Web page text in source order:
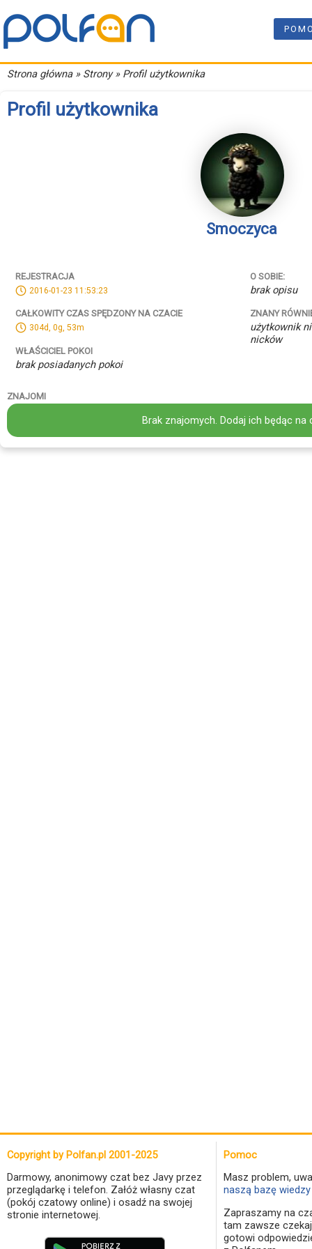
Strona główna» Strony » Profil użytkownika
Profil użytkownika
Smoczyca
REJESTRACJA
2016-01-23 11:53:23
CAŁKOWITY CZAS SPĘDZONY NA CZACIE
304d, 0g, 53m
WŁAŚCICIEL POKOI
brak posiadanych pokoi
O SOBIE:
brak opisu
ZNANY
użytkownik
nicków
ZNAJOMI
Brak znajomych. Dodaj ich będąc na
Copyright by Polfan.pl 2001-2025
Darmowy, anonimowy czat bez Javy przez
przeglądarkę i telefon. Załóż własny czat
(pokój czatowy online) i osadź na swojej
stronie internetowej.
Pomoc
Masz problem,
naszą bazę
Zapraszamy na
tam zawsze
gotowi